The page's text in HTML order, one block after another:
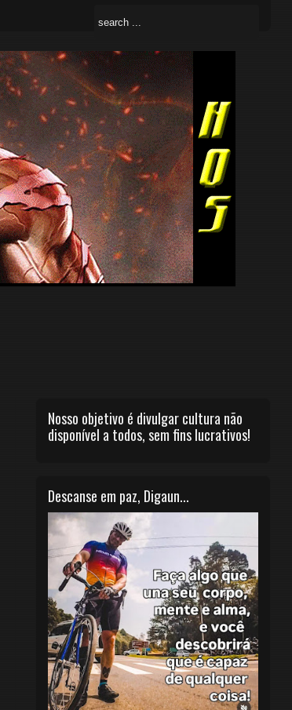
Nosso objetivo é divulgar cultura não
disponível a todos, sem fins lucrativos!
Descanse em paz, Digaun...